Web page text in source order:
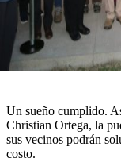
Un sueño cumplido.
Christian Ortega, la
sus vecinos podrán
costo.